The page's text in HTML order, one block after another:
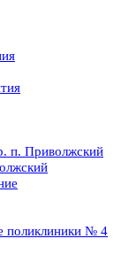
п. Приволжский
поликлиники № 4